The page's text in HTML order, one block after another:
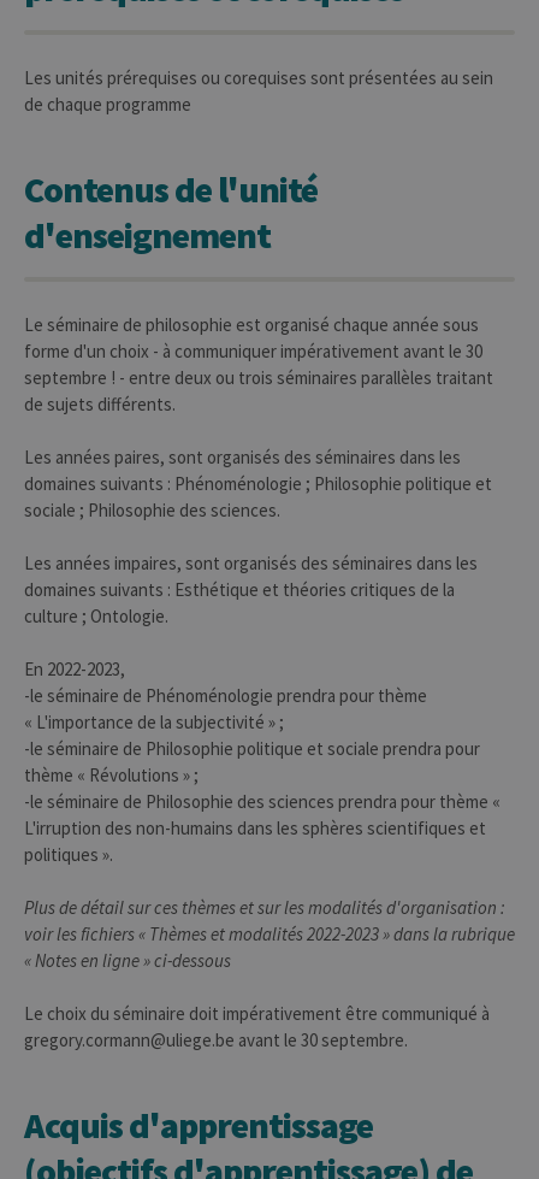
Les unités prérequises ou corequises sont présentées au sein
de chaque programme
Contenus de l'unité
d'enseignement
Le séminaire de philosophie est organisé chaque année sous
forme d'un choix - à communiquer impérativement avant le 30
septembre ! - entre deux ou trois séminaires parallèles traitant
de sujets différents.
Les années paires, sont organisés des séminaires dans les
domaines suivants : Phénoménologie ; Philosophie politique et
sociale ; Philosophie des sciences.
Les années impaires, sont organisés des séminaires dans les
domaines suivants : Esthétique et théories critiques de la
culture ; Ontologie.
En 2022-2023,
-le séminaire de Phénoménologie prendra pour thème
« L'importance de la subjectivité » ;
-le séminaire de Philosophie politique et sociale prendra pour
thème « Révolutions » ;
-le séminaire de Philosophie des sciences prendra pour thème «
L'irruption des non-humains dans les sphères scientifiques et
politiques ».
Plus de détail sur ces thèmes et sur les modalités d'organisation :
voir les fichiers « Thèmes et modalités 2022-2023 » dans la rubrique
« Notes en ligne » ci-dessous
Le choix du séminaire doit impérativement être communiqué à
gregory.cormann@uliege.be avant le 30 septembre.
Acquis d'apprentissage